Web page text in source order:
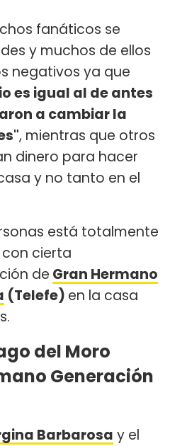
fanáticos se
y muchos de ellos
negativos ya que
es igual al de antes
a cambiar la
, mientras que otros
dinero para hacer
y no tanto en el
está totalmente
cierta
de Gran Hermano
(Telefe) en la casa
del Moro
Generación
Barbarosa y el